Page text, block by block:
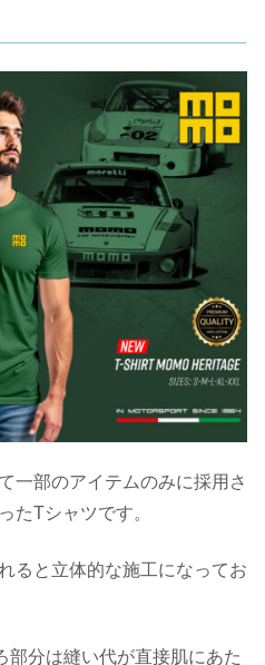
一部のアイテムのみに採用さ
たTシャツです。
ると立体的な施工になってお
部分は縫い代が直接肌にあた